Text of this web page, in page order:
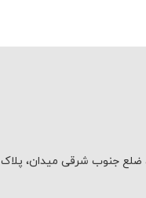
شرقی میدان، پلاک 7، نبش کوچه آبرو